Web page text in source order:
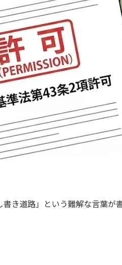
き道路」という難解な言葉が